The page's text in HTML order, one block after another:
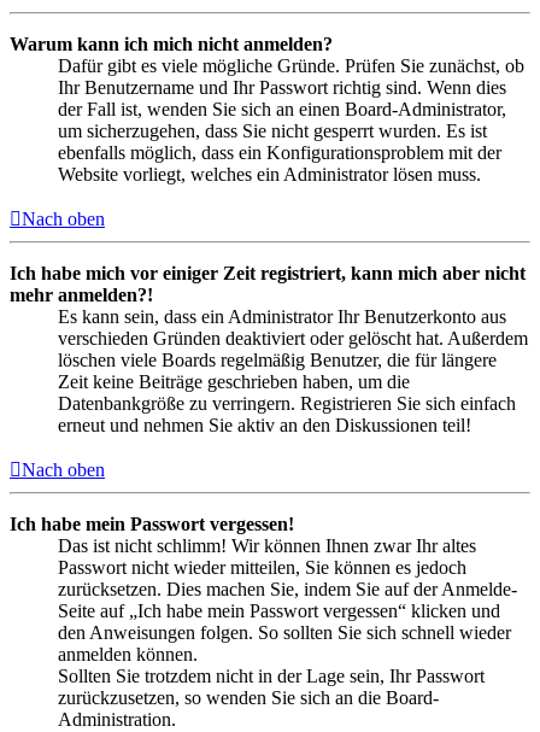
Warum kann ich mich nicht anmelden?
Dafür gibt es viele mögliche Gründe. Prüfen Sie zunächst, ob
Ihr Benutzername und Ihr Passwort richtig sind. Wenn dies
der Fall ist, wenden Sie sich an einen Board-Administrator,
um sicherzugehen, dass Sie nicht gesperrt wurden. Es ist
ebenfalls möglich, dass ein Konfigurationsproblem mit der
Website vorliegt, welches ein Administrator lösen muss.
Nach oben
Ich habe mich vor einiger Zeit registriert, kann mich aber nicht
mehr anmelden?!
Es kann sein, dass ein Administrator Ihr Benutzerkonto aus
verschieden Gründen deaktiviert oder gelöscht hat. Außerdem
löschen viele Boards regelmäßig Benutzer, die für längere
Zeit keine Beiträge geschrieben haben, um die
Datenbankgröße zu verringern. Registrieren Sie sich einfach
erneut und nehmen Sie aktiv an den Diskussionen teil!
Nach oben
Ich habe mein Passwort vergessen!
Das ist nicht schlimm! Wir können Ihnen zwar Ihr altes
Passwort nicht wieder mitteilen, Sie können es jedoch
zurücksetzen. Dies machen Sie, indem Sie auf der Anmelde-
Seite auf „Ich habe mein Passwort vergessen“ klicken und
den Anweisungen folgen. So sollten Sie sich schnell wieder
anmelden können.
Sollten Sie trotzdem nicht in der Lage sein, Ihr Passwort
zurückzusetzen, so wenden Sie sich an die Board-
Administration.